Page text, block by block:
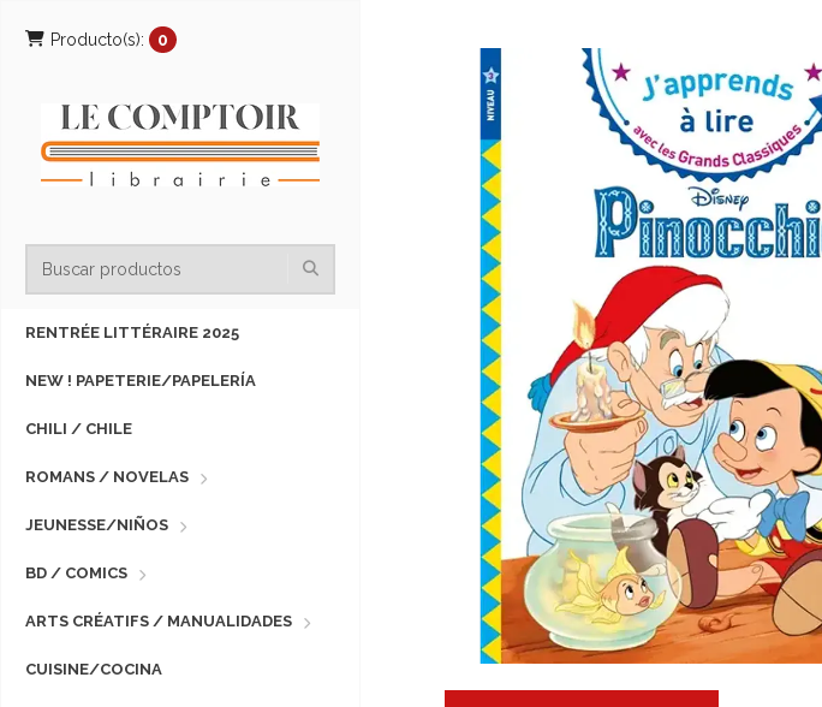
Producto(s): 0
RENTRÉE LITTÉRAIRE 2025
NEW ! PAPETERIE/PAPELERÍA
CHILI / CHILE
ROMANS / NOVELAS
JEUNESSE/NIÑOS
BD / COMICS
ARTS CRÉATIFS / MANUALIDADES
CUISINE/COCINA